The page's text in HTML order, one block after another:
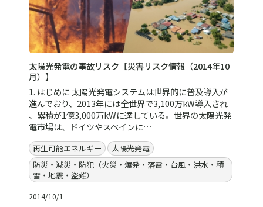
太陽光発電の事故リスク【災害リスク情報（2014年10
月）】
1. はじめに 太陽光発電システムは世界的に普及導入が
進んでおり、2013年には全世界で3,100万kW導入され
、累積が1億3,000万kWに達している。世界の太陽光発
電市場は、ドイツやスペインに…
再生可能エネルギー
太陽光発電
防災・減災・防犯（火災・爆発・落雷・台風・洪水・積
雪・地震・盗難）
2014/10/1